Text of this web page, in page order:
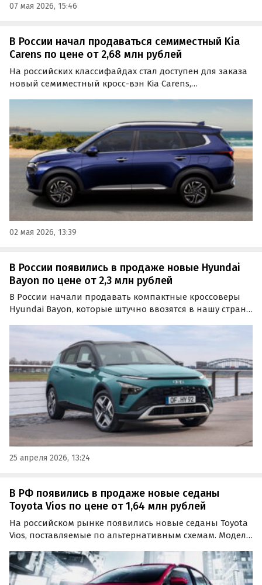
07 мая 2026, 15:46
В России начал продаваться семиместный Kia
Carens по цене от 2,68 млн рублей
На российских классифайдах стал доступен для заказа
новый семиместный кросс-вэн Kia Carens,
02 мая 2026, 13:39
В России появились в продаже новые Hyundai
Bayon по цене от 2,3 млн рублей
В России начали продавать компактные кроссоверы
Hyundai Bayon, которые штучно ввозятся в нашу страну
доступно три таких автомобиля, самый дешевый из
которых стоит 2 320 000 рублей, пишет портал…
25 апреля 2026, 13:24
В РФ появились в продаже новые седаны
Toyota Vios по цене от 1,64 млн рублей
На российском рынке появились новые седаны Toyota
Vios, поставляемые по альтернативным схемам. Модель
под заказ, а цены на одном из классифайдов стартуют
от 1 640 000 рублей, сообщают «Автоновости…